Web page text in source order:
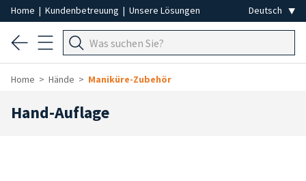
Home | Kundenbetreuung | Unsere Lösungen
Home Hände Maniküre-Zubehör
Hand-Auflage